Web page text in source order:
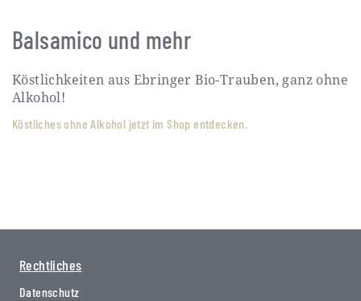
Balsamico und mehr
Köstlichkeiten aus Ebringer Bio-Trauben, ganz ohne
Alkohol!
Köstliches ohne Alkohol jetzt im Shop entdecken.
Rechtliches
Datenschutz